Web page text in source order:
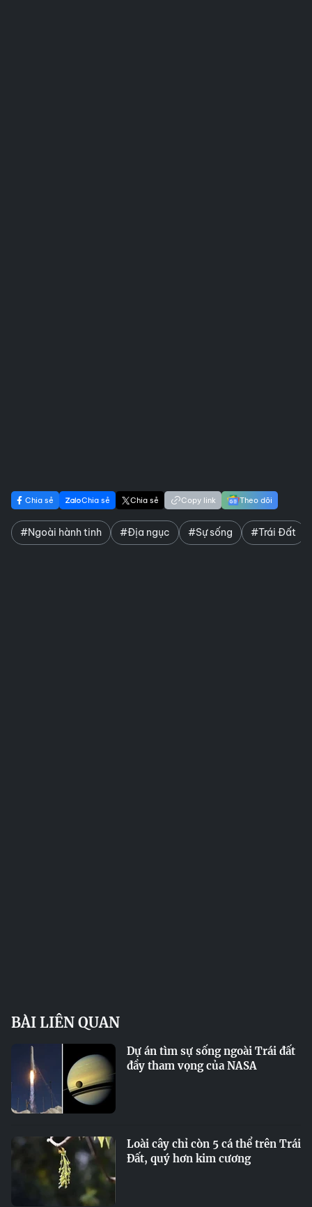
Chia sẻ Chia sẻ Chia sẻ Copy link Theo dõi
#Ngoài hành tinh #Địa ngục #Sự sống #Trái Đất
BÀI LIÊN QUAN
Dự án tìm sự sống ngoài Trái đất
đầy tham vọng của NASA
Loài cây chỉ còn 5 cá thể trên Trái
Đất, quý hơn kim cương